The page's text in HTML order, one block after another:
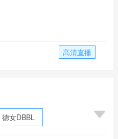
高清直播
德女DBBL